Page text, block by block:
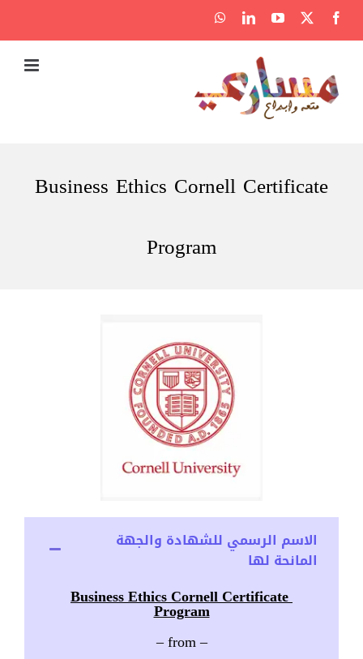
to
content
Facebook
X
YouTube
LinkedIn
WhatsApp
Business Ethics Cornell Certificate
Program
الاسم الرسمي للشهادة والجهة
المانحة لها
Business Ethics Cornell Certificate
Program
– from –